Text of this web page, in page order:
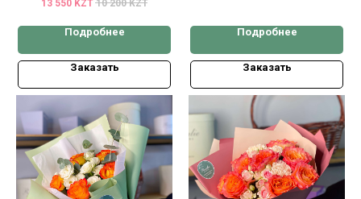
13 550 KZT 10 200 KZT
Подробнее
Заказать
Подробнее
Заказать